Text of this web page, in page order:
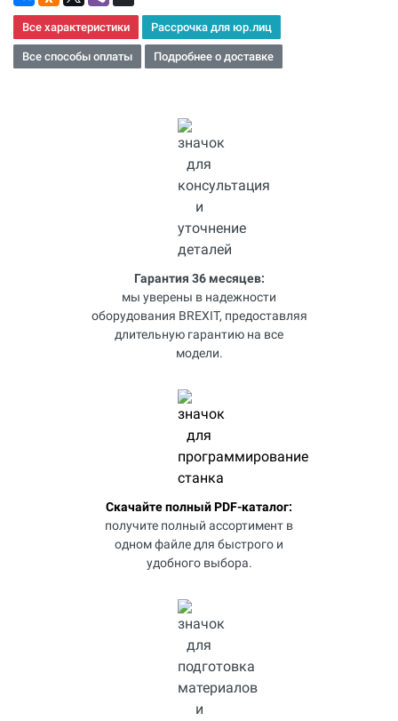
Все характеристики Рассрочка для юр.лиц
Все способы оплаты Подробнее о доставке
Гарантия 36 месяцев:
мы уверены в надежности
оборудования BREXIT, предоставляя
длительную гарантию на все
модели.
Скачайте полный PDF-каталог:
получите полный ассортимент в
одном файле для быстрого и
удобного выбора.